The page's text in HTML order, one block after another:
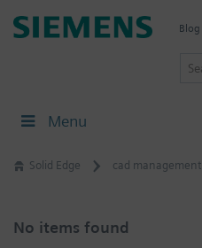
Skip
to
Solid Edge cad management
No items found
Siemens
Blog
c
Menu